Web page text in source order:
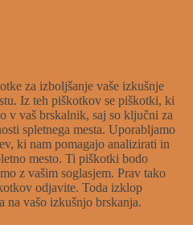
za izboljšanje vaše izkušnje
Iz teh piškotkov se piškotki, ki
v vaš brskalnik, saj so ključni za
spletnega mesta. Uporabljamo
ki nam pomagajo analizirati in
mesto. Ti piškotki bodo
z vašim soglasjem. Prav tako
odjavite. Toda izklop
vašo izkušnjo brskanja.